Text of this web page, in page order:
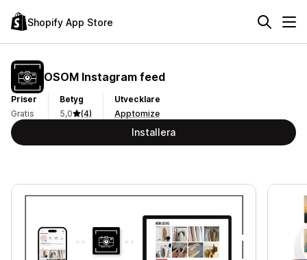
Shopify App Store
OSOM Instagram feed
Priser
Gratis
Betyg
5,0
(4)
Utvecklare
Apptomize
Installera